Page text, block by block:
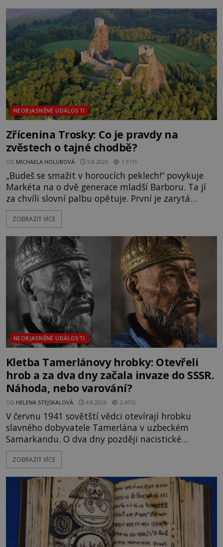
následovat. Vstupujeme na pláž Dumas ve městě
Surat. Gu
NEOBJASNĚNÉ UDÁLOSTI
Zřícenina Trosky: Co je pravdy na
zvěstech o tajné chodbě?
OD MICHAELA HOLUBOVÁ 5.8.2026 1.9TIS
„Budeš se smažit v horoucích peklech!“ povykuje
Markéta na o dvě generace mladší Barboru. Ta jí
za chvíli slovní palbu opětuje. První je zarytá
katolička, druhá přesvědčená kališnice. A každá z
nich se usídlí na jedné z věží slavného hradu
mezi vůdce protihusitského boje. Za manželku má
skutečně jistou
ZOBRAZIT VÍCE
NEOBJASNĚNÉ UDÁLOSTI
Kletba Tamerlánovy hrobky: Otevřeli
hrob a za dva dny začala invaze do SSSR.
Náhoda, nebo varování?
OD HELENA STEJSKALOVÁ 4.8.2026 2.4TIS
V červnu 1941 sovětští vědci otevírají hrobku
slavného dobyvatele Tamerlána v uzbeckém
Samarkandu. O dva dny později nacistické
Německo zahajuje operaci Barbarossa a napadá
Sovětský svaz. Shoda dat je natolik zarážející, že se
na legendě něco pravdy, nebo jde jen o fascinující
souhru okolností? Když antropolog Michail
Gerasimov (1907-1970) a
ZOBRAZIT VÍCE